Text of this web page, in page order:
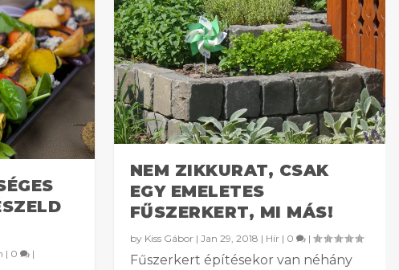
| 0 |
NEM ZIKKURAT, CSAK
EGY EMELETES
FŰSZERKERT, MI MÁS!
by Kiss Gábor| Jan 29, 2018 | Hír| 0 |
Fűszerkert építésekor van néhány